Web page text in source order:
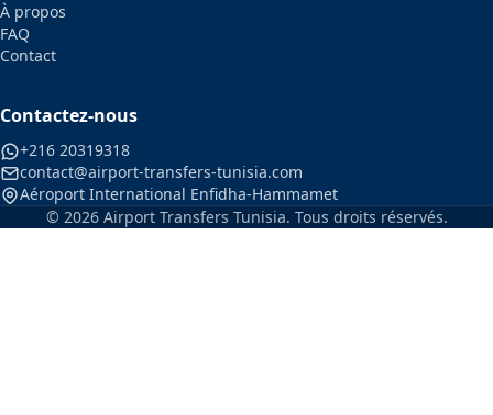
À propos
FAQ
Contact
Contactez-nous
+216 20319318
contact@airport-transfers-tunisia.com
Aéroport International Enfidha-Hammamet
© 2026 Airport Transfers Tunisia. Tous droits réservés.